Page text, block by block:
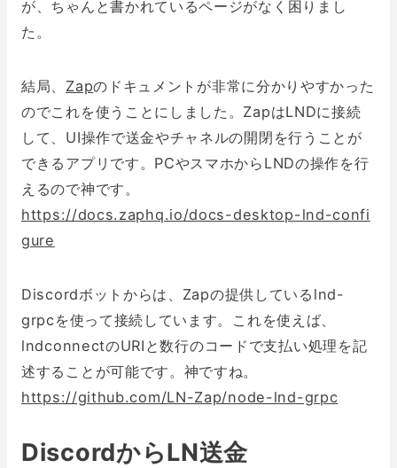
が、ちゃんと書かれているページがなく困りまし
た。
結局、 Zapのドキュメントが非常に分かりやすかった
のでこれを使うことにしました。ZapはLNDに接続
して、UI操作で送金やチャネルの開閉を行うことが
できるアプリです。PCやスマホからLNDの操作を行
えるので神です。
https://docs.zaphq.io/docs-desktop-lnd-confi
gure
Discordボットからは、Zapの提供しているlnd-
grpcを使って接続しています。これを使えば、
lndconnectのURIと数行のコードで支払い処理を記
述することが可能です。神ですね。
https://github.com/LN-Zap/node-lnd-grpc
DiscordからLN送金